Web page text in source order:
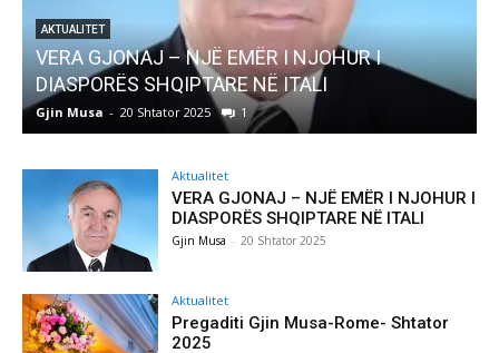
AKTUALITET
Pregaditi Gjin Musa-Rome- Shtator 2025
Gjin Musa - 8 Shtator 2025 0
Aktualitet
VERA GJONAJ – NJË EMËR I NJOHUR I
DIASPORËS SHQIPTARE NË ITALI
Gjin Musa - 20 Shtator 2025
Aktualitet
Pregaditi Gjin Musa-Rome- Shtator
2025